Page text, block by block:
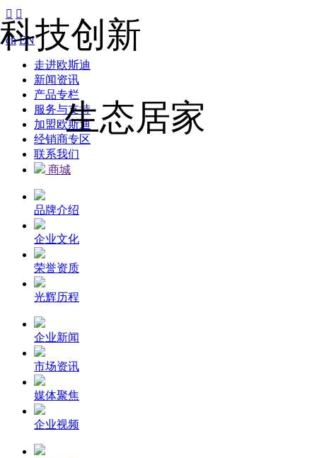
 
cn EN
走进欧斯迪
新闻资讯
产品专栏
服务与支持
加盟欧斯迪
经销商专区
联系我们
商城
品牌介绍
企业文化
荣誉资质
光辉历程
企业新闻
市场资讯
媒体聚焦
企业视频
科技创新
生态居家